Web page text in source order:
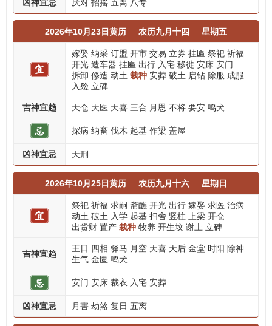
凶神宜忌 厌对 招摇 五离 八专
2026年10月23日黄历 农历九月十四 星期五
嫁娶 纳采 订盟 开市 交易 立券 挂匾 祭祀 祈福
开光 造车器 挂匾 出行 入宅 移徙 安床 安门
拆卸 修造 动土 栽种 安葬 破土 启钻 除服 成服
入殓 立碑
吉神宜趋 天仓 天医 天喜 三合 月恩 不将 要安 鸣犬
探病 纳畜 伐木 起基 作梁 盖屋
凶神宜忌 天刑
2026年10月25日黄历 农历九月十六 星期日
祭祀 祈福 求嗣 斋醮 开光 出行 嫁娶 求医 治病
动土 破土 入学 起基 扫舍 竖柱 上梁 开仓
出货财 置产 栽种 牧养 开生坟 谢土 立碑
吉神宜趋
王日 四相 驿马 月空 天喜 天后 金堂 时阳 除神
生气 金匮 鸣犬
安门 安床 裁衣 入宅 安葬
凶神宜忌 月害 劫煞 复日 五离